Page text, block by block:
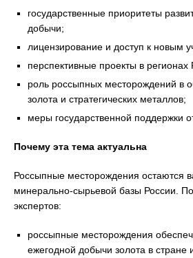
государственные приоритеты
добычи;
лицензирование и доступ к новым
перспективные проекты в регионах
роль россыпных месторождений в
золота и стратегических металлов;
меры государственной поддержки
Почему эта тема актуальна
Россыпные месторождения остаются
минерально-сырьевой базы России.
экспертов:
россыпные месторождения
ежегодной добычи золота в стране